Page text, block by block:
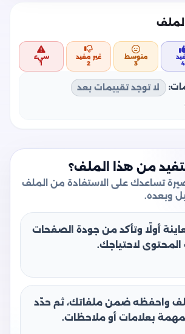
4
متوسط
3
غير مفيد
2
سيء
1
لا توجد تقييمات بعد
من هذا الملف؟
تساعدك على الاستفادة من الملف
وبعده.
أولًا وتأكد من جودة الصفحات
لاحتياجك.
واحفظه ضمن ملفاتك، ثم حدّد
المهمة بعلامات أو ملاحظات.